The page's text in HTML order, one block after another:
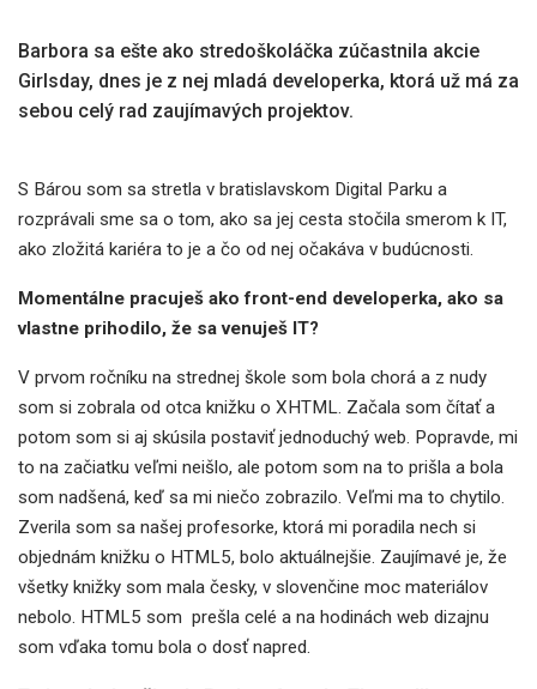
Barbora sa ešte ako stredoškoláčka zúčastnila akcie
Girlsday, dnes je z nej mladá developerka, ktorá už má za
sebou celý rad zaujímavých projektov.
S Bárou som sa stretla v bratislavskom Digital Parku a
rozprávali sme sa o tom, ako sa jej cesta stočila smerom k IT,
ako zložitá kariéra to je a čo od nej očakáva v budúcnosti.
Momentálne pracuješ ako front-end developerka, ako sa
vlastne prihodilo, že sa venuješ IT?
V prvom ročníku na strednej škole som bola chorá a z nudy
som si zobrala od otca knižku o XHTML. Začala som čítať a
potom som si aj skúsila postaviť jednoduchý web. Popravde, mi
to na začiatku veľmi neišlo, ale potom som na to prišla a bola
som nadšená, keď sa mi niečo zobrazilo. Veľmi ma to chytilo.
Zverila som sa našej profesorke, ktorá mi poradila nech si
objednám knižku o HTML5, bolo aktuálnejšie. Zaujímavé je, že
všetky knižky som mala česky, v slovenčine moc materiálov
nebolo. HTML5 som prešla celé a na hodinách web dizajnu
som vďaka tomu bola o dosť napred.